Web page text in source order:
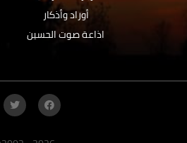
أوراد وأذكار
اذاعة صوت الحسين